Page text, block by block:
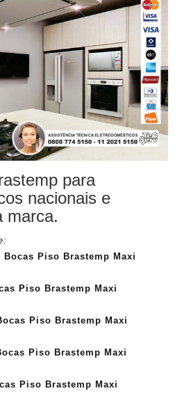
para
nacionais e
marca.
Bocas Piso Brastemp Maxi
Piso Brastemp Maxi
Piso Brastemp Maxi
Piso Brastemp Maxi
Piso Brastemp Maxi